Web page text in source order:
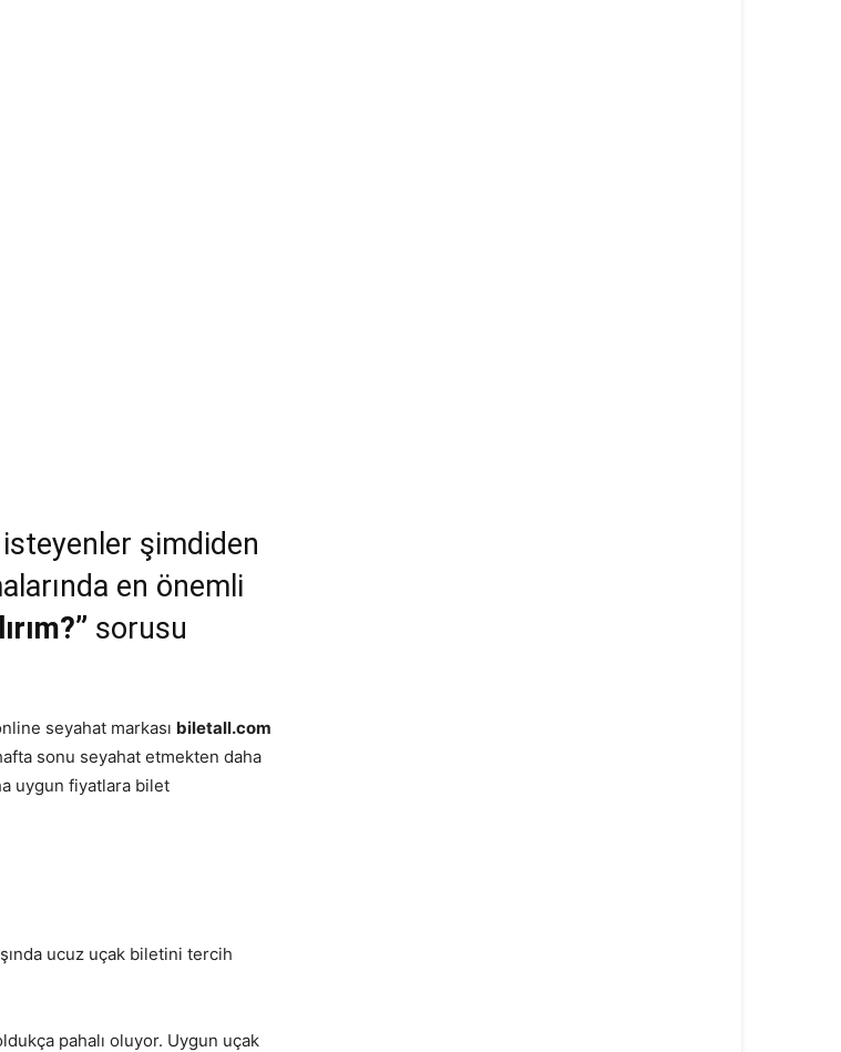
isteyenler şimdiden
en önemli
sorusu
seyahat markası biletall.com
sonu seyahat etmekten daha
uygun fiyatlara bilet
ucuz uçak biletini tercih
pahalı oluyor. Uygun uçak